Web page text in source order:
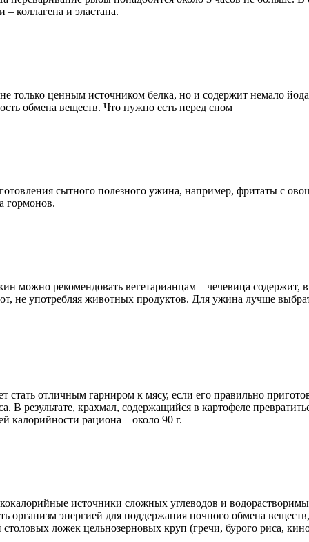
коллагена и эластана.
только ценным источником белка, но и содержит немало
обмена веществ. Что нужно есть перед сном
сытного полезного ужина, например, фритаты с
гормонов.
можно рекомендовать вегетарианцам – чечевица содержит,
употребляя животных продуктов. Для ужина лучше
стать отличным гарниром к мясу, если его правильно
В результате, крахмал, содержащийся в картофеле
калорийности рациона – около 90 г.
источники сложных углеводов и
организм энергией для поддержания ночного обмена
ложек цельнозерновых круп (гречи, бурого риса,